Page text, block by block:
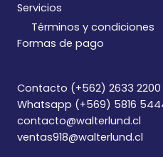
Servicios
Términos y condiciones
Formas de pago
Contacto (+562) 2633 2200
Whatsapp (+569) 5816
contacto@walterlund.cl
ventas918@walterlund.cl